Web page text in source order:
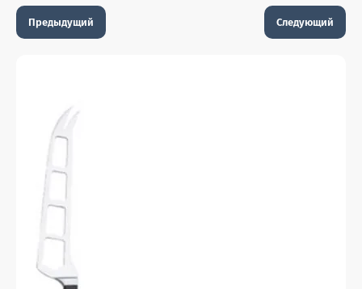
Предыдущий Следующий